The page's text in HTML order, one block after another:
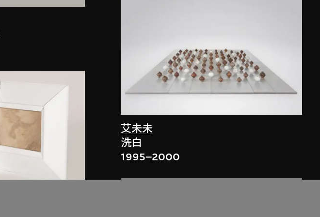
艾未未
洗白
1995–2000